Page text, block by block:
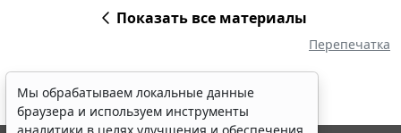
Показать все материалы
Перепечатка
Мы обрабатываем локальные данные
браузера и используем инструменты